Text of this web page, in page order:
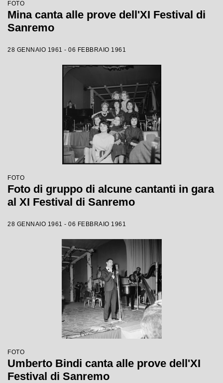
FOTO
Mina canta alle prove dell'XI Festival di
Sanremo
28 GENNAIO 1961 - 06 FEBBRAIO 1961
FOTO
Foto di gruppo di alcune cantanti in gara
al XI Festival di Sanremo
28 GENNAIO 1961 - 06 FEBBRAIO 1961
FOTO
Umberto Bindi canta alle prove dell'XI
Festival di Sanremo